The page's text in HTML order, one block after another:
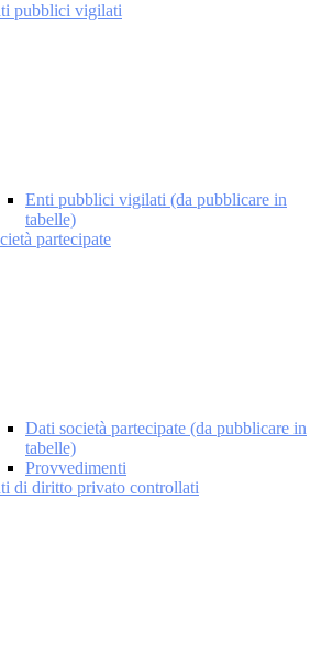
pubblici vigilati
Enti pubblici vigilati (da pubblicare in
tabelle)
partecipate
Dati società partecipate (da pubblicare in
tabelle)
Provvedimenti
di diritto privato controllati